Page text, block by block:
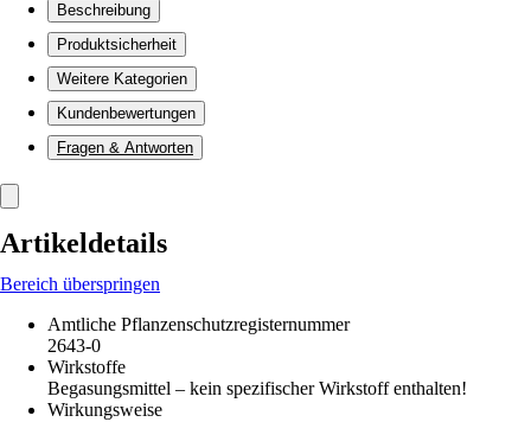
Beschreibung
Produktsicherheit
Weitere Kategorien
Kundenbewertungen
Fragen & Antworten
Artikeldetails
Bereich überspringen
Amtliche Pflanzenschutzregisternummer
2643-0
Wirkstoffe
Begasungsmittel – kein spezifischer Wirkstoff enthalten!
Wirkungsweise